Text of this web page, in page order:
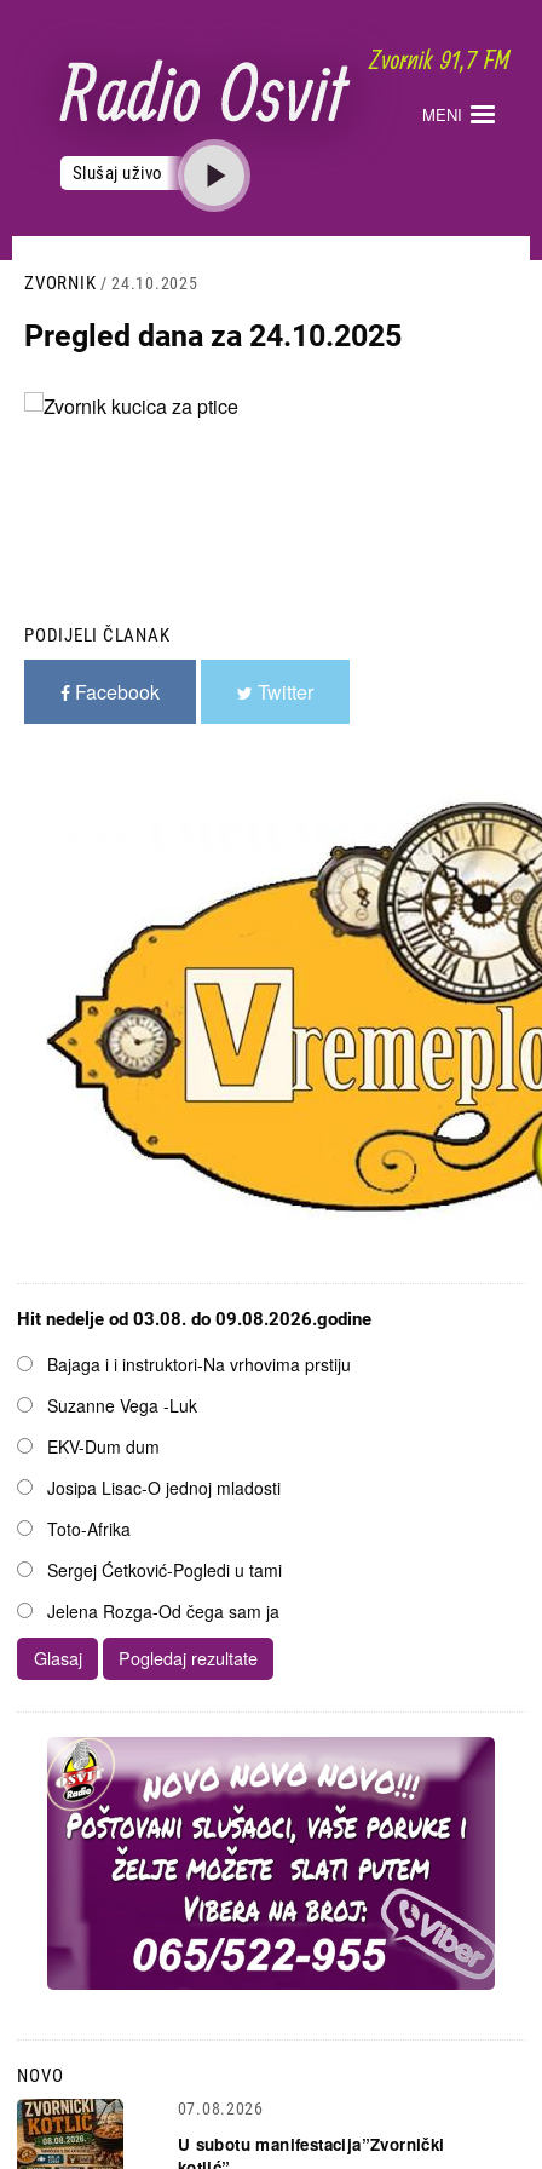
sadržaj
MENI
Slušaj uživo
ZVORNIK / 24.10.2025
Pregled dana za 24.10.2025
Slika
PODIJELI ČLANAK
Facebook Twitter
Hit nedelje od 03.08. do 09.08.2026.godine
OpcijeBajaga i i instruktori-Na vrhovima prstiju
Suzanne Vega -Luk
EKV-Dum dum
Josipa Lisac-O jednoj mladosti
Toto-Afrika
Sergej Ćetković-Pogledi u tami
Jelena Rozga-Od čega sam ja
NOVO
07.08.2026
U subotu manifestacija”Zvornički